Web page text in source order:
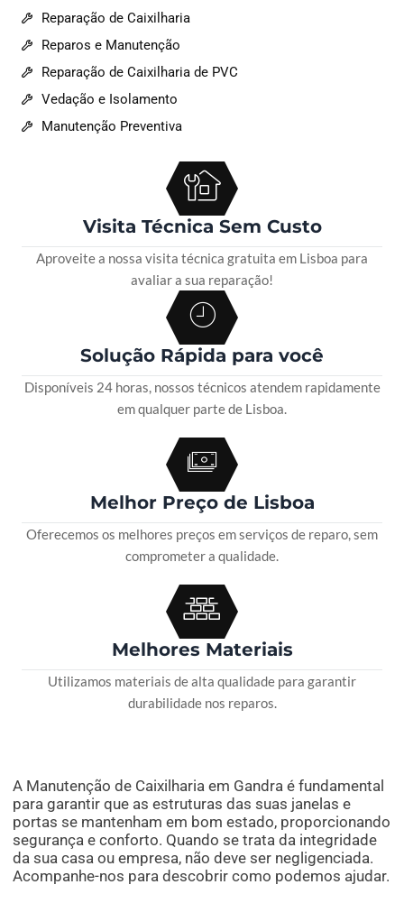
Reparação de Caixilharia
Reparos e Manutenção
Reparação de Caixilharia de PVC
Vedação e Isolamento
Manutenção Preventiva
Visita Técnica Sem Custo
Aproveite a nossa visita técnica gratuita em Lisboa para
avaliar a sua reparação!
Solução Rápida para você
Disponíveis 24 horas, nossos técnicos atendem rapidamente
em qualquer parte de Lisboa.
Melhor Preço de Lisboa
Oferecemos os melhores preços em serviços de reparo, sem
comprometer a qualidade.
Melhores Materiais
Utilizamos materiais de alta qualidade para garantir
durabilidade nos reparos.
A Manutenção de Caixilharia em Gandra é fundamental
para garantir que as estruturas das suas janelas e
portas se mantenham em bom estado, proporcionando
segurança e conforto. Quando se trata da integridade
da sua casa ou empresa, não deve ser negligenciada.
Acompanhe-nos para descobrir como podemos ajudar.